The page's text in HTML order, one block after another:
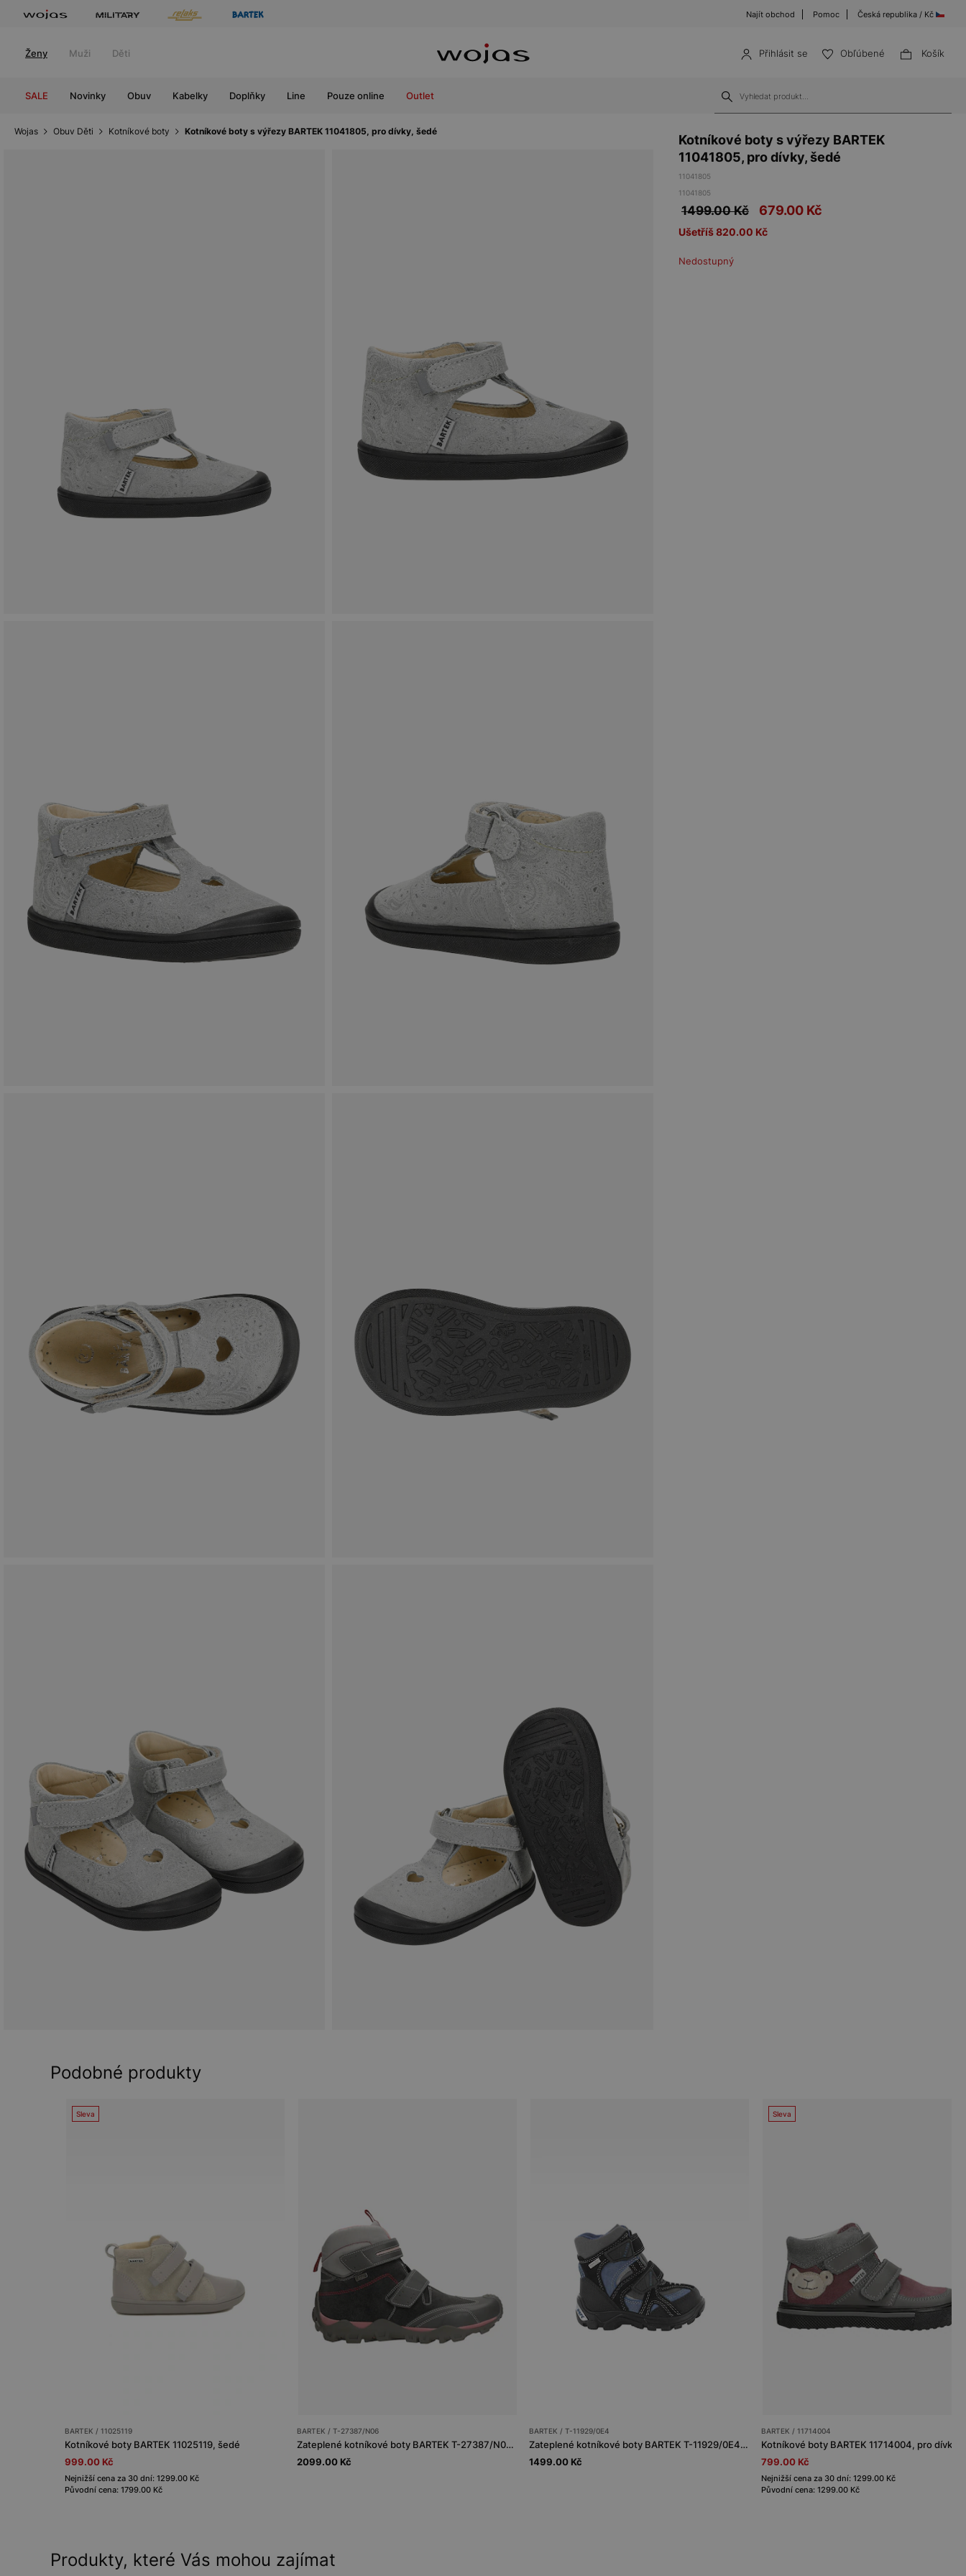
Najít obchod Pomoc Česká republika / Kč
Ženy Muži Děti Přihlásit se Obľúbené Košík
SALE Novinky Obuv Kabelky Doplňky Line Pouze online Outlet
Wojas Obuv Děti Kotníkové boty Kotníkové boty s výřezy BARTEK 11041805, pro dívky, šedé
Kotníkové boty s výřezy BARTEK
11041805, pro dívky, šedé
11041805
11041805
1499.00 Kč 679.00 Kč
Ušetříš 820.00 Kč
Nedostupný
Podobné produkty
Sleva
BARTEK / 11025119
Kotníkové boty BARTEK 11025119, šedé
999.00 Kč
Nejnižší cena za 30 dní: 1299.00 Kč
Původní cena: 1799.00 Kč
BARTEK / T-27387/N06
Zateplené kotníkové boty BARTEK T-27387/N06, pro dívky, šedé
2099.00 Kč
BARTEK / T-11929/0E4
Zateplené kotníkové boty BARTEK T-11929/0E4, tmavě modro-černé
1499.00 Kč
Sleva
BARTEK / 11714004
799.00 Kč
Nejnižší cena za 30 dní: 1299.00 Kč
Původní cena: 1299.00 Kč
Produkty, které Vás mohou zajímat